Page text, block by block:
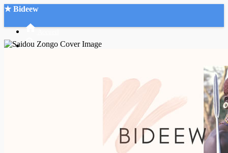
★ Bideew